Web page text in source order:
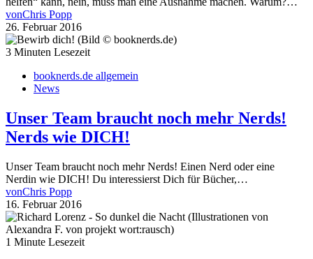
vonChris Popp
26. Februar 2016
3 Minuten Lesezeit
booknerds.de allgemein
News
Unser Team braucht noch mehr Nerds!
Nerds wie DICH!
Unser Team braucht noch mehr Nerds! Einen Nerd oder eine
Nerdin wie DICH! Du interessierst Dich für Bücher,…
vonChris Popp
16. Februar 2016
1 Minute Lesezeit